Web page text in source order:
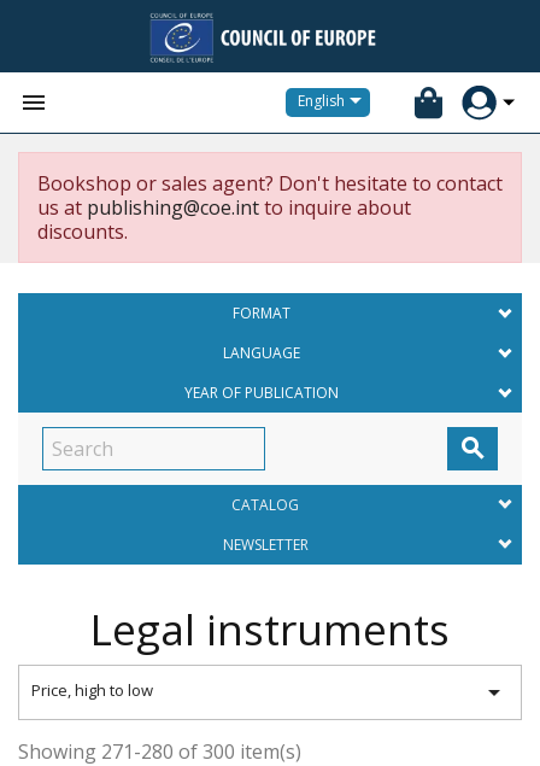
 English
Bookshop or sales agent? Don't hesitate to contact
us at publishing@coe.intto inquire about
discounts.
FORMAT
LANGUAGE
YEAR OF PUBLICATION

CATALOG
NEWSLETTER
Legal instruments
Price, high to low 
Showing 271-280 of 300 item(s)